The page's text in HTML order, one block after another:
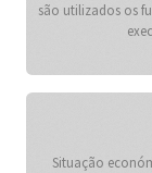
são utilizados os
Situação